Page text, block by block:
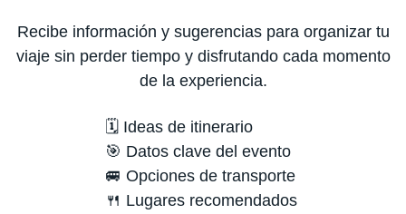
Recibe información y sugerencias para organizar tu
viaje sin perder tiempo y disfrutando cada momento
de la experiencia.
🗓️ Ideas de itinerario
🎯 Datos clave del evento
🚐 Opciones de transporte
🍴 Lugares recomendados